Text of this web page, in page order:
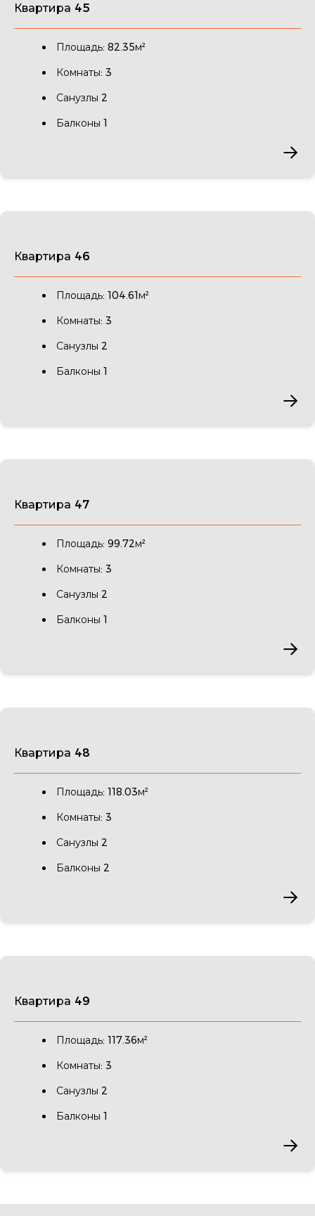
Квартира 45
Площадь: 82.35м²
Комнаты: 3
Санузлы 2
Балконы 1
Квартира 46
Площадь: 104.61м²
Комнаты: 3
Санузлы 2
Балконы 1
Квартира 47
Площадь: 99.72м²
Комнаты: 3
Санузлы 2
Балконы 1
Квартира 48
Площадь: 118.03м²
Комнаты: 3
Санузлы 2
Балконы 2
Квартира 49
Площадь: 117.36м²
Комнаты: 3
Санузлы 2
Балконы 1